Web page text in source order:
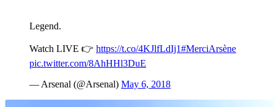
Legend.
Watch LIVE 👉 https://t.co/4KJlfLdIj1#MerciArsène
pic.twitter.com/8AhHHl3DuE
— Arsenal (@Arsenal) May 6, 2018